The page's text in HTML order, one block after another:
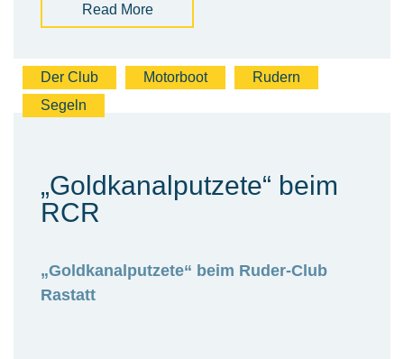
Read More
Der Club Motorboot
Rudern
Segeln
„Goldkanalputzete“ beim
RCR
„Goldkanalputzete“ beim Ruder-Club
Rastatt